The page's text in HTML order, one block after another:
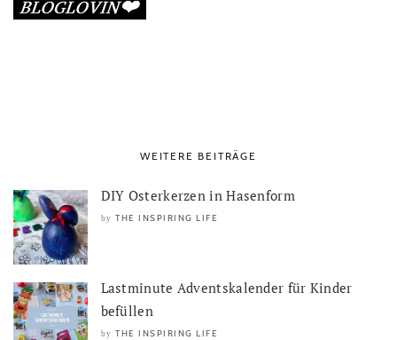
WEITERE BEITRÄGE
DIY Osterkerzen in Hasenform
by THE INSPIRING LIFE
Lastminute Adventskalender für Kinder
befüllen
by THE INSPIRING LIFE